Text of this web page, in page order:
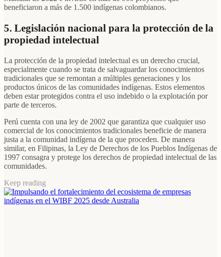
beneficiaron a más de 1.500 indígenas colombianos.
5. Legislación nacional para la protección de la
propiedad intelectual
La protección de la propiedad intelectual es un derecho crucial,
especialmente cuando se trata de salvaguardar los conocimientos
tradicionales que se remontan a múltiples generaciones y los
productos únicos de las comunidades indígenas. Estos elementos
deben estar protegidos contra el uso indebido o la explotación por
parte de terceros.
Perú cuenta con una ley de 2002 que garantiza que cualquier uso
comercial de los conocimientos tradicionales beneficie de manera
justa a la comunidad indígena de la que proceden. De manera
similar, en Filipinas, la Ley de Derechos de los Pueblos Indígenas de
1997 consagra y protege los derechos de propiedad intelectual de las
comunidades.
Keep reading